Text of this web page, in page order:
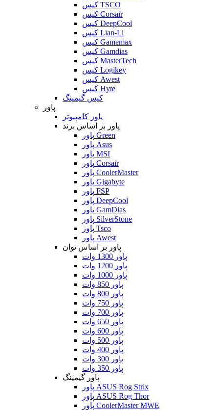
کیس TSCO
کیس Corsair
کیس DeepCool
کیس Lian-Li
کیس Gamemax
کیس Gamdias
کیس MasterTech
کیس Logikey
کیس Awest
کیس Hyte
کیس گیمینگ
پاور
پاور کامپیوتر
پاور بر اساس برند
پاور Green
پاور Asus
پاور MSI
پاور Corsair
پاور CoolerMaster
پاور Gigabyte
پاور FSP
پاور DeepCool
پاور GamDias
پاور SilverStone
پاور Tsco
پاور Awest
پاور بر اساس توان
پاور 1300 وات
پاور 1200 وات
پاور 1000 وات
پاور 850 وات
پاور 800 وات
پاور 750 وات
پاور 700 وات
پاور 650 وات
پاور 600 وات
پاور 500 وات
پاور 400 وات
پاور 300 وات
پاور 350 وات
پاور گیمینگ
پاور ASUS Rog Strix
پاور ASUS Rog Thor
پاور CoolerMaster MWE